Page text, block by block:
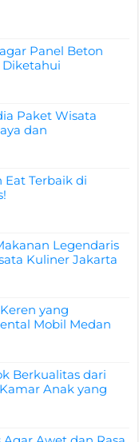
Panel Beton
Diketahui
Paket Wisata
dan
Eat Terbaik di
Legendaris
Kuliner Jakarta
yang
Mobil Medan
Berkualitas dari
Anak yang